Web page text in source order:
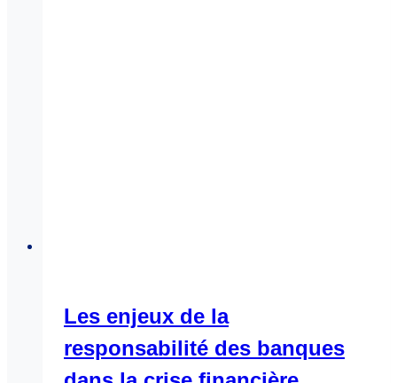
Les enjeux de la
responsabilité des banques